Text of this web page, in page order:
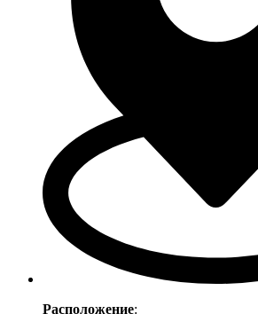
Расположение: